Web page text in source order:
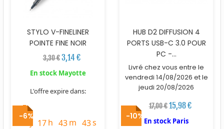
STYLO V-FINELINER
POINTE FINE NOIR
3,30 € 3,14 €
En stock Mayotte
L'offre expire dans:
timer
17h 43m 41s
HUB D2 DIFFUSION 4
PORTS USB-C 3.0 POUR
PC -...
Livré chez vous entre le
vendredi 14/08/2026 et le
jeudi 20/08/2026
17,00 € 15,98 €
En stock Paris
-6% -10%